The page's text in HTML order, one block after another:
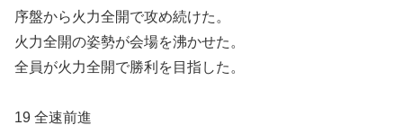
序盤から火力全開で攻め続けた。
火力全開の姿勢が会場を沸かせた。
全員が火力全開で勝利を目指した。
19 全速前進